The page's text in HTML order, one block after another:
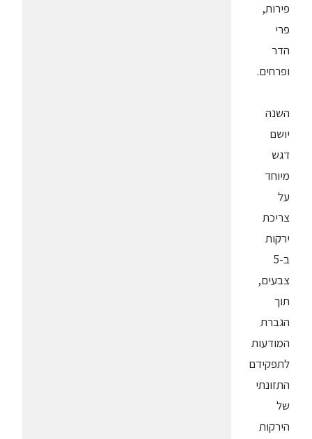
פירות,
פרי
הדר
ופרחים.
השנה
יושם
דגש
מיוחד
על
צריכת
ירקות
ב-5
צבעים,
תוך
הגברת
המודעות
לתפקידם
התזונתי
של
הירקות